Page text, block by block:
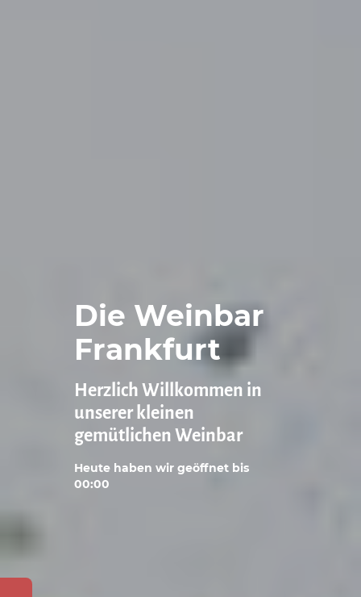
Die Weinbar
Frankfurt
Herzlich Willkommen in
unserer kleinen
gemütlichen Weinbar
Heute haben wir geöffnet bis
00:00